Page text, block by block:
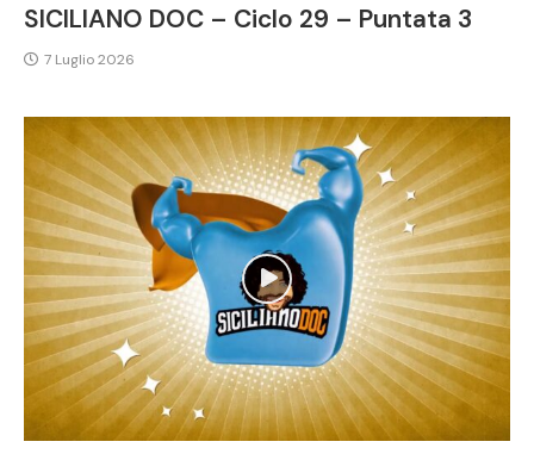
SICILIANO DOC – Ciclo 29 – Puntata 3
7 Luglio 2026